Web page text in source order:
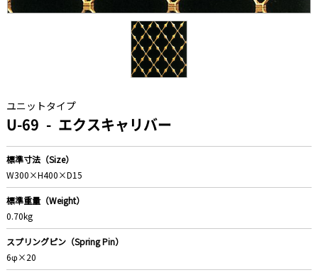
ユニットタイプ
U-69 エクスキャリバー
標準寸法（Size）
W300×H400×D15
標準重量（Weight）
0.70kg
スプリングピン（Spring Pin）
6φ×20